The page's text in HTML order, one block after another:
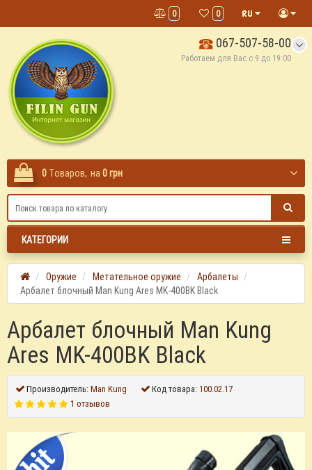
0
0
067-507-58-00
Работаем для Вас с 9 до 19:00
0 Tоваров, на 0 грн
КАТЕГОРИИ
Оружие Метательное оружие
Арбалеты
Арбалет блочный Man Kung Ares MK-400BK Black
Арбалет блочный Man Kung
Ares MK-400BK Black
Производитель:Man Kung Код товара:100.02.17
1 отзывов